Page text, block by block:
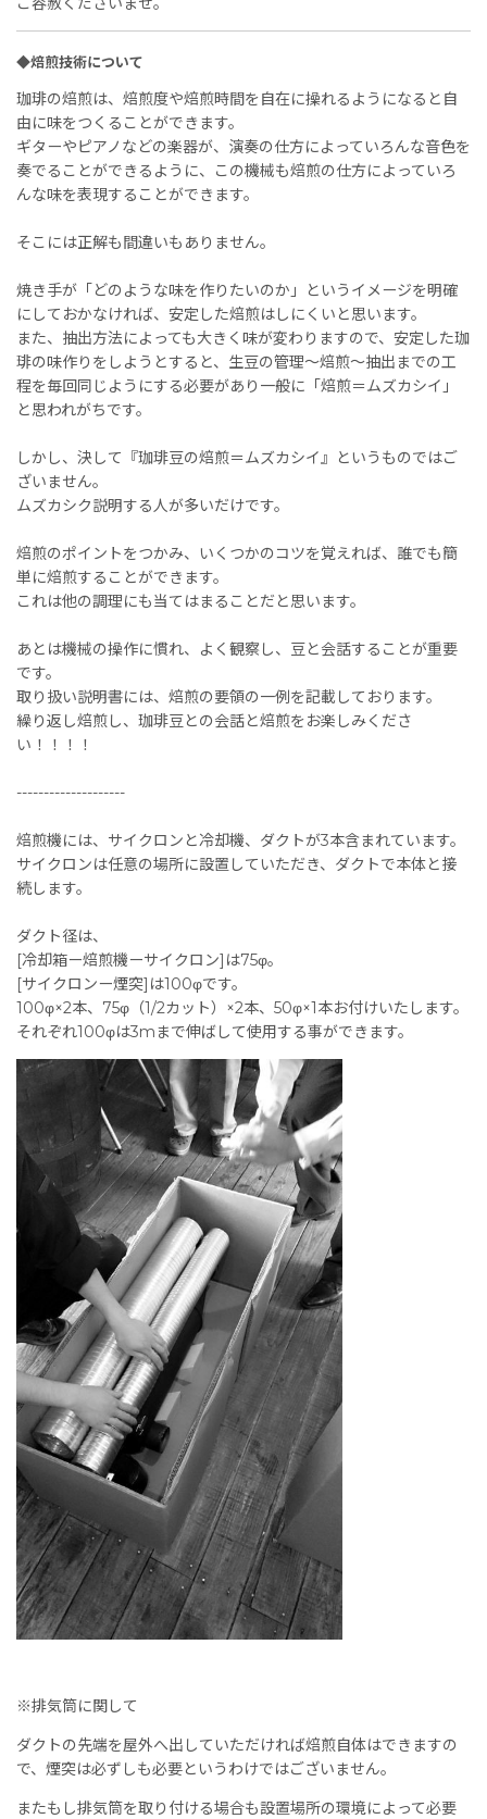
◆焙煎技術について
珈琲の焙煎は、焙煎度や焙煎時間を自在に操れるようになると自
由に味をつくることができます。
ギターやピアノなどの楽器が、演奏の仕方によっていろんな音色を
奏でることができるように、この機械も焙煎の仕方によっていろ
んな味を表現することができます。
そこには正解も間違いもありません。
焼き手が「どのような味を作りたいのか」というイメージを明確
にしておかなければ、安定した焙煎はしにくいと思います。
また、抽出方法によっても大きく味が変わりますので、安定した珈
琲の味作りをしようとすると、生豆の管理〜焙煎〜抽出までの工
程を毎回同じようにする必要があり一般に「焙煎＝ムズカシイ」
と思われがちです。
しかし、決して『珈琲豆の焙煎＝ムズカシイ』というものではご
ざいません。
ムズカシク説明する人が多いだけです。
焙煎のポイントをつかみ、いくつかのコツを覚えれば、誰でも簡
単に焙煎することができます。
これは他の調理にも当てはまることだと思います。
あとは機械の操作に慣れ、よく観察し、豆と会話することが重要
です。
取り扱い説明書には、焙煎の要領の一例を記載しております。
繰り返し焙煎し、珈琲豆との会話と焙煎をお楽しみくださ
い！！！！
--------------------
焙煎機には、サイクロンと冷却機、ダクトが3本含まれています。
サイクロンは任意の場所に設置していただき、ダクトで本体と接
続します。
ダクト径は、
[冷却箱ー焙煎機ーサイクロン]は75φ。
[サイクロンー煙突]は100φです。
100φ×2本、75φ（1/2カット）×2本、50φ×1本お付けいたします。
それぞれ100φは3mまで伸ばして使用する事ができます。
※排気筒に関して
ダクトの先端を屋外へ出していただければ焙煎自体はできますの
で、煙突は必ずしも必要というわけではございません。
またもし排気筒を取り付ける場合も設置場所の環境によって必要